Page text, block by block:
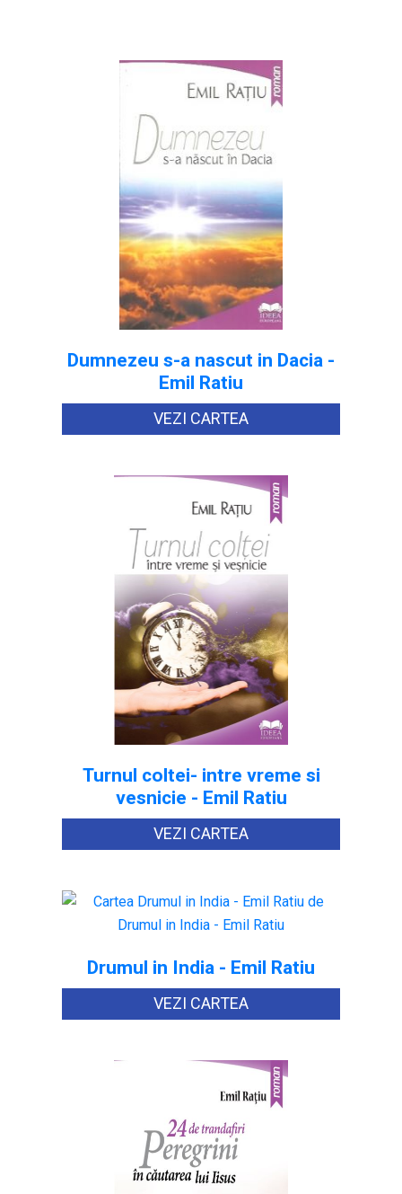
Dumnezeu s-a nascut in Dacia -
Emil Ratiu
VEZI CARTEA
Turnul coltei- intre vreme si
vesnicie - Emil Ratiu
VEZI CARTEA
Drumul in India - Emil Ratiu
VEZI CARTEA